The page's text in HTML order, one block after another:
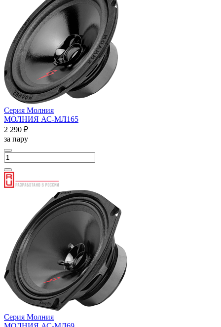
Серия Молния
МОЛНИЯ АС-МЛ165
2 290 ₽
за пару
Серия Молния